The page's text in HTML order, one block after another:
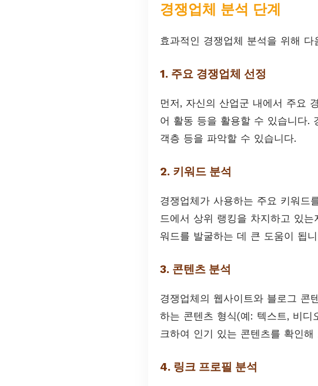
경쟁업체 분석 단계
효과적인 경쟁업체 분석을 위해
1. 주요 경쟁업체 선정
먼저, 자신의 산업군 내에서 주요
어 활동 등을 활용할 수 있습니다.
객층 등을 파악할 수 있습니다.
2. 키워드 분석
경쟁업체가 사용하는 주요 키워드
드에서 상위 랭킹을 차지하고 있
워드를 발굴하는 데 큰 도움이 됩
3. 콘텐츠 분석
경쟁업체의 웹사이트와 블로그 콘
하는 콘텐츠 형식(예: 텍스트, 비
크하여 인기 있는 콘텐츠를 확인해
4. 링크 프로필 분석